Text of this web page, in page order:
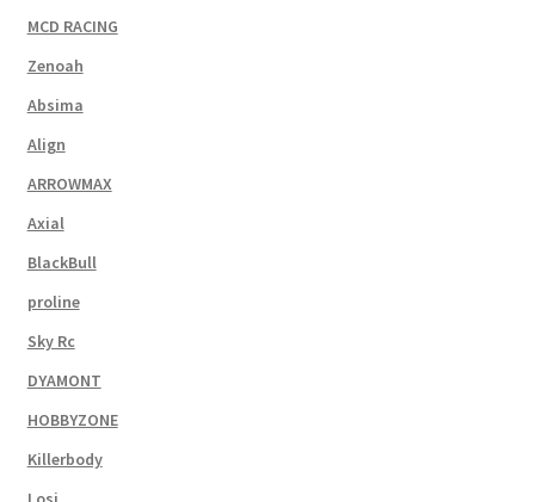
MCD RACING
Zenoah
Absima
Align
ARROWMAX
Axial
BlackBull
proline
Sky Rc
DYAMONT
HOBBYZONE
Killerbody